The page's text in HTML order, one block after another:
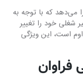
می‌دهد که با توجه به
شغلی خود را تغییر
است، این ویژگی
فراوان